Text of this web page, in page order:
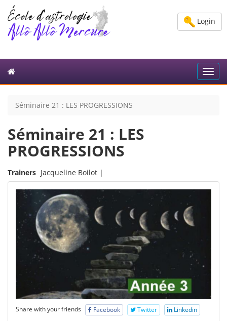
Login
Séminaire 21 : LES PROGRESSIONS
Séminaire 21 : LES
PROGRESSIONS
Trainers Jacqueline Boilot |
Share with your friends Facebook Twitter Linkedin